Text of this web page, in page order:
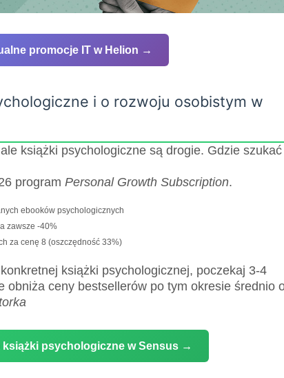
promocje IT w Helion →
i o rozwoju osobistym w
książki psychologiczne są drogie. Gdzie szukać
program Personal Growth Subscription.
ebooków psychologicznych
zawsze -40%
za cenę 8 (oszczędność 33%)
książki psychologicznej, poczekaj 3-4
obniża ceny bestsellerów po tym okresie średnio
książki psychologiczne w Sensus →